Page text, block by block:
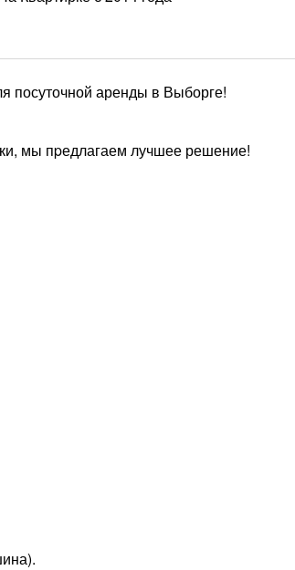
посуточной аренды в Выборге!
мы пpедлагаем лучшее решение!